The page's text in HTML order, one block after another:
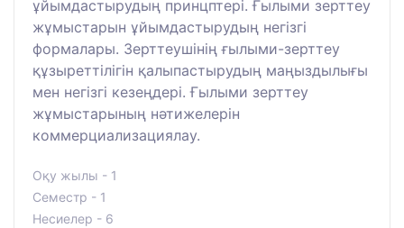
ұйымдастырудың принцптері. Ғылыми зерттеу
жұмыстарын ұйымдастырудың негізгі
формалары. Зерттеушінің ғылыми-зерттеу
құзыреттілігін қалыпастырудың маңыздылығы
мен негізгі кезеңдері. Ғылыми зерттеу
жұмыстарының нәтижелерін
коммерциализациялау.
Оқу жылы - 1
Семестр - 1
Несиелер - 6